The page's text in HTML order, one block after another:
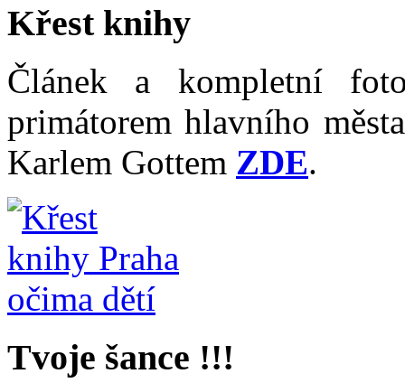
Křest knihy
Článek a kompletní
primátorem hlavního
Karlem Gottem ZDE.
Tvoje šance !!!